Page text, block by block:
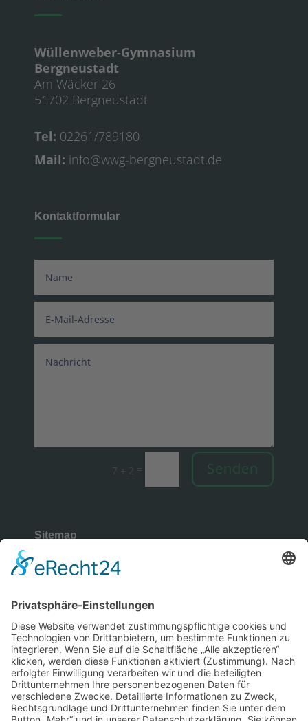
Wüllenweber-Gymnasium
Bergneustadt
Am Wäcker 26
51702 Bergneustadt
Tel: 02261/789180
Mail: info@wwg-bergneustadt.de
Kontaktformular
7 + 2 = Senden
Sitemap
Rechtliches